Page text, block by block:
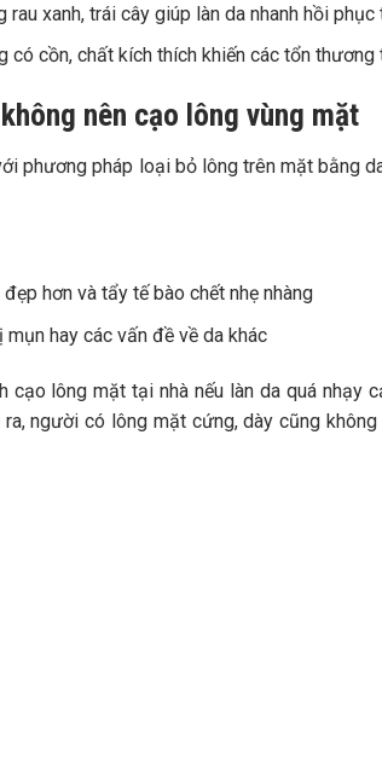
rau xanh, trái cây giúp làn da nhanh hồi
có cồn, chất kích thích khiến các tổn thương
nên cạo lông vùng mặt
phương pháp loại bỏ lông trên mặt bằng
hơn và tẩy tế bào chết nhẹ nhàng
hay các vấn đề về da khác
cạo lông mặt tại nhà nếu làn da quá nhạy
người có lông mặt cứng, dày cũng